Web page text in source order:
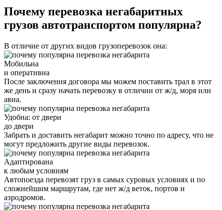
Почему перевозка негабаритных
грузов автотранспортом популярна?
В отличие от других видов грузоперевозок она:
Мобильна
и оперативна
После заключения договора мы можем поставить трал в этот
же день и сразу начать перевозку в отличии от ж/д, моря или
авиа.
Удобна: от двери
до двери
Забрать и доставить негабарит можно точно по адресу, что не
могут предложить другие виды перевозок.
Адаптирована
к любым условиям
Автопоезда перевозят груз в самых суровых условиях и по
сложнейшим маршрутам, где нет ж/д веток, портов и
аэродромов.